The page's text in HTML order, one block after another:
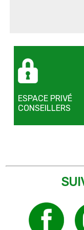
ESPACE PRIVÉ
CONSEILLERS